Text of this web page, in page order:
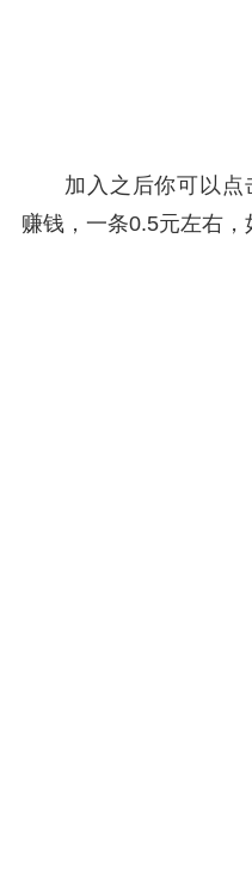
加入之后你可以
赚钱，一条0.5元左右，